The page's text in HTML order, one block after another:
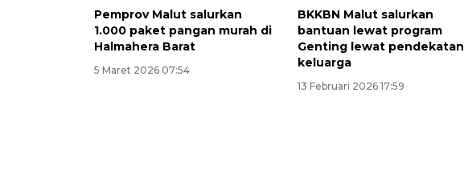
Pemprov Malut salurkan
1.000 paket pangan murah di
Halmahera Barat
5 Maret 2026 07:54
BKKBN Malut salurkan
bantuan lewat program
Genting lewat pendekatan
keluarga
13 Februari 2026 17:59